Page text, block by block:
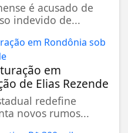
é acusado de
indevido de...
em
de Elias Rezende
redefine
novos rumos...